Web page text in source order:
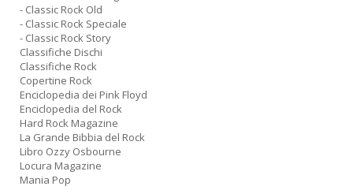
- Classic Rock Old
- Classic Rock Speciale
- Classic Rock Story
Classifiche Dischi
Classifiche Rock
Copertine Rock
Enciclopedia dei Pink Floyd
Enciclopedia del Rock
Hard Rock Magazine
La Grande Bibbia del Rock
Libro Ozzy Osbourne
Locura Magazine
Mania Pop